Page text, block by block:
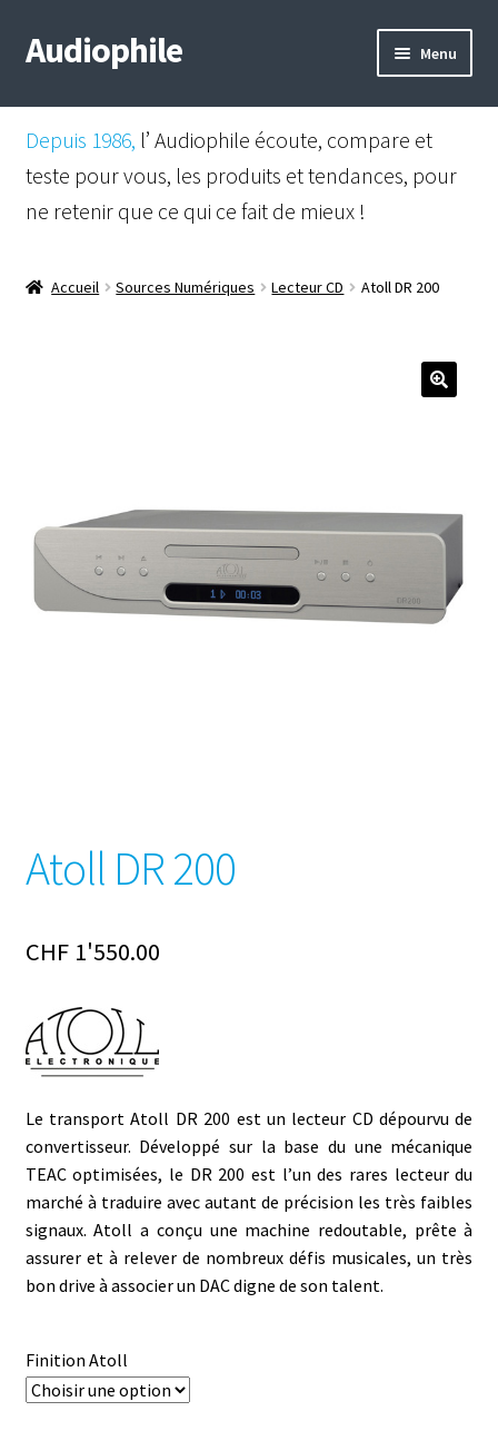
Aller
à
Aller
au
Audiophile Menu
Mail
Shop
Instagram
Facebook
Depuis 1986, l’ Audiophile écoute, compare et
teste pour vous, les produits et tendances, pour
ne retenir que ce qui ce fait de mieux !
Accueil Sources Numériques Lecteur CD Atoll DR 200
Atoll DR 200
CHF1'550.00
Le transport Atoll DR 200 est un lecteur CD dépourvu de
convertisseur. Développé sur la base du une mécanique
TEAC optimisées, le DR 200 est l’un des rares lecteur du
marché à traduire avec autant de précision les très faibles
signaux. Atoll a conçu une machine redoutable, prête à
assurer et à relever de nombreux défis musicales, un très
bon drive à associer un DAC digne de son talent.
Finition Atoll